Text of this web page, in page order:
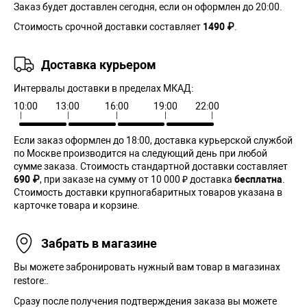
Заказ будет доставлен сегодня, если он оформлен до 20:00.
Стоимость срочной доставки составляет 1490 ₽.
Доставка курьером
Интервалы доставки в пределах МКАД:
10:00
13:00 16:00 19:00 22:00
Если заказ оформлен до 18:00, доставка курьерской службой
по Москве производится на следующий день при любой
сумме заказа. Cтоимость стандартной доставки составляет
690 ₽, при заказе на сумму от 10 000 ₽ доставка бесплатна.
Стоимость доставки крупногабаритных товаров указана в
карточке товара и корзине.
Забрать в магазине
Вы можете забронировать нужный вам товар в магазинах
restore:.
Сразу после получения подтверждения заказа вы можете